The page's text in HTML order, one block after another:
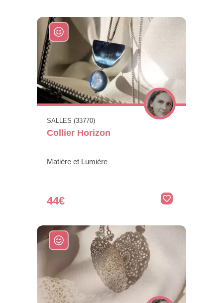
SALLES (33770)
Collier Horizon
Matière et Lumière
44€